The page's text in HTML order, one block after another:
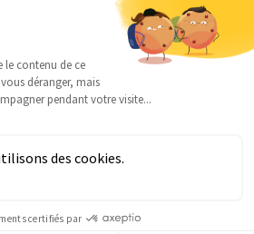
le contenu de ce
déranger, mais
pendant votre visite...
des cookies.
certifiés par
bestelling? Ons team staat klaar om
Metz, FRANCE |+33 (0)3 69 67 19 19